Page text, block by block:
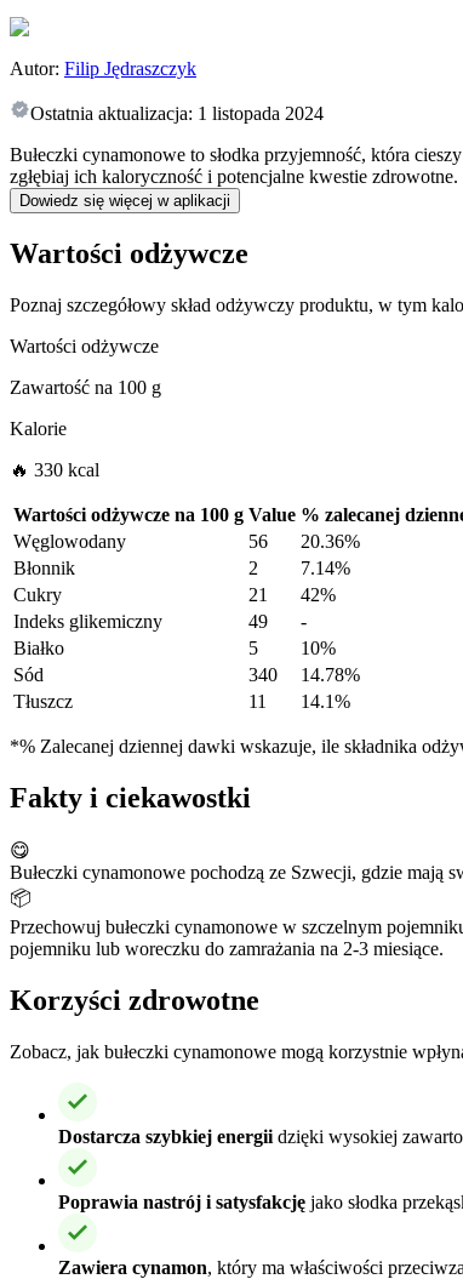
Autor: Filip Jędraszczyk
Ostatnia aktualizacja: 1 listopada 2024
Bułeczki cynamonowe to słodka przyjemność, która
zgłębiaj ich kaloryczność i potencjalne kwestie zdrowotne.
Dowiedz się więcej w aplikacji
Wartości odżywcze
Poznaj szczegółowy skład odżywczy produktu, w tym
Wartości odżywcze
Zawartość na 100 g
Kalorie
🔥 330 kcal
Wartości odżywcze na 100 g Value % zalecanej
Węglowodany
56
20.36%
Błonnik
2
7.14%
Cukry
21
42%
Indeks glikemiczny
49
-
Białko
5
10%
Sód
340
14.78%
Tłuszcz
11 14.1%
*% Zalecanej dziennej dawki wskazuje, ile składnika
Fakty i ciekawostki
😋
Bułeczki cynamonowe pochodzą ze Szwecji, gdzie mają
📦
Przechowuj bułeczki cynamonowe w szczelnym
pojemniku lub woreczku do zamrażania na 2-3 miesiące.
Korzyści zdrowotne
Zobacz, jak bułeczki cynamonowe mogą korzystnie
Dostarcza szybkiej energii dzięki wysokiej
Poprawia nastrój i satysfakcję jako słodka
Zawiera cynamon, który ma właściwości